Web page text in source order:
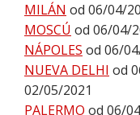
MILÁN od 06/04/
MOSCÚ od 06/04/
NÁPOLES od 06/
NUEVA DELHI od
02/05/2021
PALERMO od 06/